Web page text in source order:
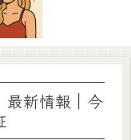
最新情報｜今